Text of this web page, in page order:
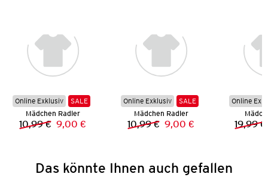
Online Exklusiv
SALE
Mädchen Radler
Vorheriger Preis:
10,99 € Neuer Preis:
9,00 €
Online Exklusiv
SALE
Mädchen Radler
Vorheriger Preis:
10,99 € Neuer Preis:
9,00 €
Online
19,99 €
Das könnte Ihnen auch gefallen